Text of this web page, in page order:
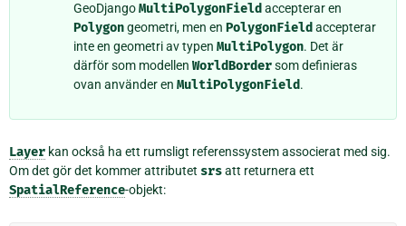
GeoDjangoMultiPolygonFieldaccepterar en
Polygongeometri, men en PolygonFieldaccepterar
inte en geometri av typen MultiPolygon. Det är
därför som modellen WorldBordersom definieras
ovan använder en MultiPolygonField.
Layer kan också ha ett rumsligt referenssystem associerat med sig.
Om det gör det kommer attributet srsatt returnera ett
SpatialReference-objekt: